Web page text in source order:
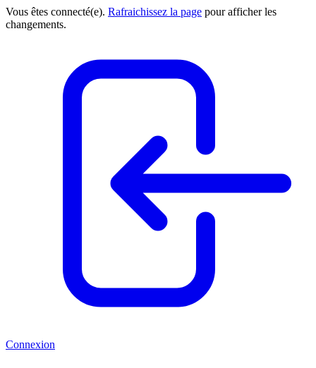
Vous êtes connecté(e). Rafraichissez la page pour afficher les
changements.
Connexion